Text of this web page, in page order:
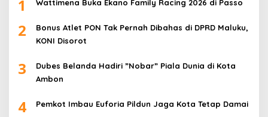
1 Wattimena Buka Ekano Family Racing 2026 di Passo
2
Bonus Atlet PON Tak Pernah Dibahas di DPRD Maluku,
KONI Disorot
3
Dubes Belanda Hadiri ”Nobar” Piala Dunia di Kota
Ambon
4 Pemkot Imbau Euforia Pildun Jaga Kota Tetap Damai